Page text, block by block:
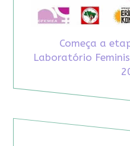
Começa a
Laboratório